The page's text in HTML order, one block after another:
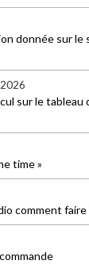
donnée sur le
sur le
time »
comment faire